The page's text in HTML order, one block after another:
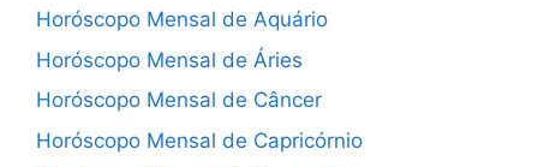
Horóscopo Mensal de Aquário
Horóscopo Mensal de Áries
Horóscopo Mensal de Câncer
Horóscopo Mensal de Capricórnio